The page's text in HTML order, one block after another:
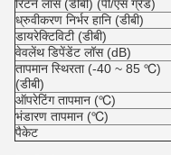
रिटर्न लॉस (डीबी) (पी/एस ग्रेड)
ध्रुवीकरण निर्भर हानि (डीबी)
डायरेक्टिविटी (डीबी)
वेवलेंथ डिपेंडेंट लॉस (dB)
तापमान स्थिरता (-40 ~ 85 ℃)
(डीबी)
ऑपरेटिंग तापमान (℃)
भंडारण तापमान (℃)
पैकेट